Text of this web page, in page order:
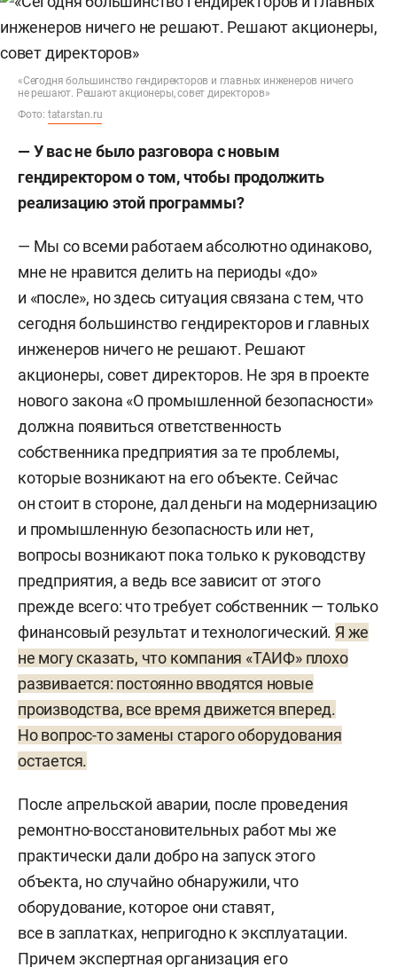
«Сегодня большинство гендиректоров и главных инженеров ничего
не решают. Решают акционеры, совет директоров»
Фото: tatarstan.ru
— У вас не было разговора с новым
гендиректором о том, чтобы продолжить
реализацию этой программы?
— Мы со всеми работаем абсолютно одинаково,
мне не нравится делить на периоды «до»
и «после», но здесь ситуация связана с тем, что
сегодня большинство гендиректоров и главных
инженеров ничего не решают. Решают
акционеры, совет директоров. Не зря в проекте
нового закона «О промышленной безопасности»
должна появиться ответственность
собственника предприятия за те проблемы,
которые возникают на его объекте. Сейчас
он стоит в стороне, дал деньги на модернизацию
и промышленную безопасность или нет,
вопросы возникают пока только к руководству
предприятия, а ведь все зависит от этого
прежде всего: что требует собственник — только
финансовый результат и технологический. Я же
не могу сказать, что компания «ТАИФ» плохо
развивается: постоянно вводятся новые
производства, все время движется вперед.
Но вопрос-то замены старого оборудования
остается.
После апрельской аварии, после проведения
ремонтно-восстановительных работ мы же
практически дали добро на запуск этого
объекта, но случайно обнаружили, что
оборудование, которое они ставят,
все в заплатках, непригодно к эксплуатации.
Причем экспертная организация его